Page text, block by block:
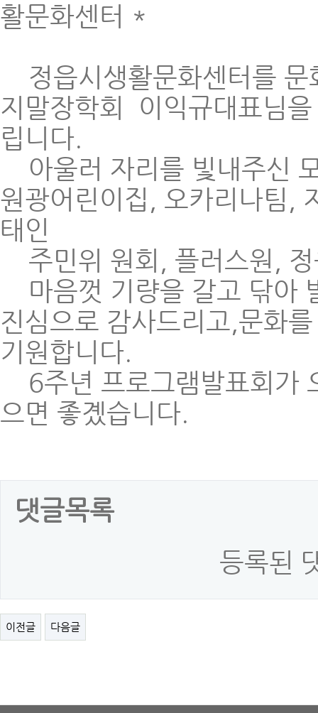
활문화센터 *
정읍시생활문화센터를 문
지말장학회 이익규대표님
립니다.
아울러 자리를 빛내주신
원광어린이집, 오카리나팀,
태인
주민위 원회, 플러스원,
마음껏 기량을 갈고 닦아
진심으로 감사드리고,문화
기원합니다.
6주년 프로그램발표회가
으면 좋곘습니다.
댓글목록
등록된
이전글 다음글